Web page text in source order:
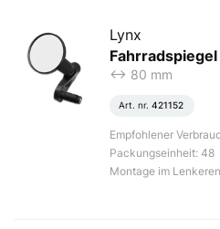
Lynx
<-> 80 mm
Art. nr. 421152
Empfohlener
Packungseinheit: 48
Montage im